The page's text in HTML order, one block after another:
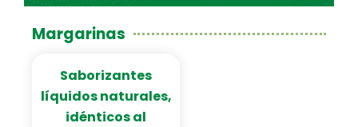
Margarinas
Saborizantes
líquidos naturales,
idénticos al